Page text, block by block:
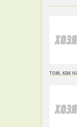
том, как